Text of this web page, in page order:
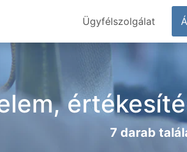
Ügyfélszolgálat
7 darab